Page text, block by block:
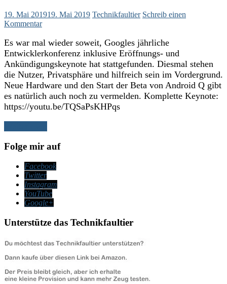
19. Mai 201919. Mai 2019 Technikfaultier Schreib einen
Kommentar
Es war mal wieder soweit, Googles jährliche
Entwicklerkonferenz inklusive Eröffnungs- und
Ankündigungskeynote hat stattgefunden. Diesmal stehen
die Nutzer, Privatsphäre und hilfreich sein im Vordergrund.
Neue Hardware und den Start der Beta von Android Q gibt
es natürlich auch noch zu vermelden. Komplette Keynote:
https://youtu.be/TQSaPsKHPqs
Folge mir auf
Facebook
Twitter
Instagram
YouTube
Google+
Unterstütze das Technikfaultier